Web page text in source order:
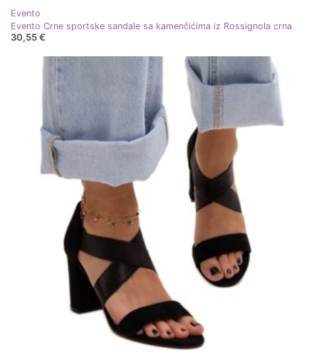
Evento
Evento Crne sportske sandale sa kamenčićima iz Rossignola crna
30,55 €